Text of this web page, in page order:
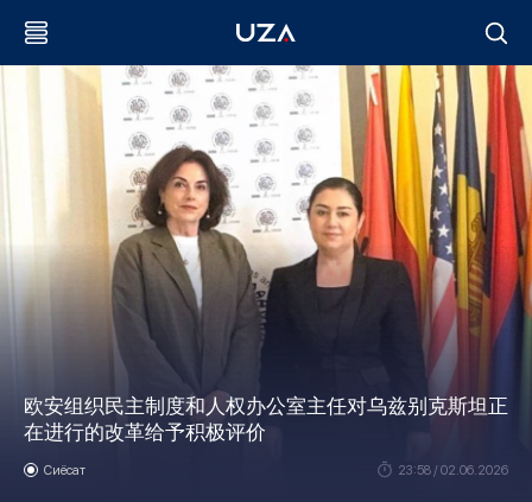
欧安组织民主制度和人权办公室主任对乌兹别克斯坦正
在进行的改革给予积极评价
Сиёсат 23:58 / 02.06.2026